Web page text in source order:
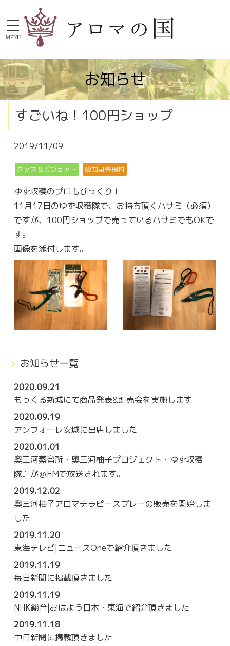
MENU
お知らせ
すごいね！100円ショップ
2019/11/09
グッズ＆ガジェット 愛知県豊根村
ゆず収穫のプロもびっくり！
11月17日のゆず収穫隊で、お持ち頂くハサミ（必須）
ですが、100円ショップで売っているハサミでもOKで
す。
画像を添付します。
お知らせ一覧
2020.09.21
もっくる新城にて商品発表&即売会を実施します
2020.09.19
アンフォーレ安城に出店しました
2020.01.01
奥三河蒸留所・奥三河柚子プロジェクト・ゆず収穫
隊』が＠FMで放送されます。
2019.12.02
奥三河柚子アロマテラピースプレーの販売を開始しま
した
2019.11.20
東海テレビ|ニュースOneで紹介頂きました
2019.11.19
毎日新聞に掲載頂きました
2019.11.19
NHK総合|おはよう日本・東海で紹介頂きました
2019.11.18
中日新聞に掲載頂きました